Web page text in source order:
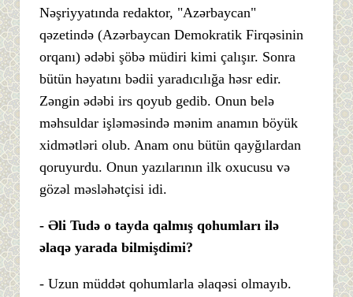
Nəşriyyatında redaktor, "Azərbaycan"
qəzetində (Azərbaycan Demokratik Firqəsinin
orqanı) ədəbi şöbə müdiri kimi çalışır. Sonra
bütün həyatını bədii yaradıcılığa həsr edir.
Zəngin ədəbi irs qoyub gedib. Onun belə
məhsuldar işləməsində mənim anamın böyük
xidmətləri olub. Anam onu bütün qayğılardan
qoruyurdu. Onun yazılarının ilk oxucusu və
gözəl məsləhətçisi idi.
- Əli Tudə o tayda qalmış qohumları ilə
əlaqə yarada bilmişdimi?
- Uzun müddət qohumlarla əlaqəsi olmayıb.